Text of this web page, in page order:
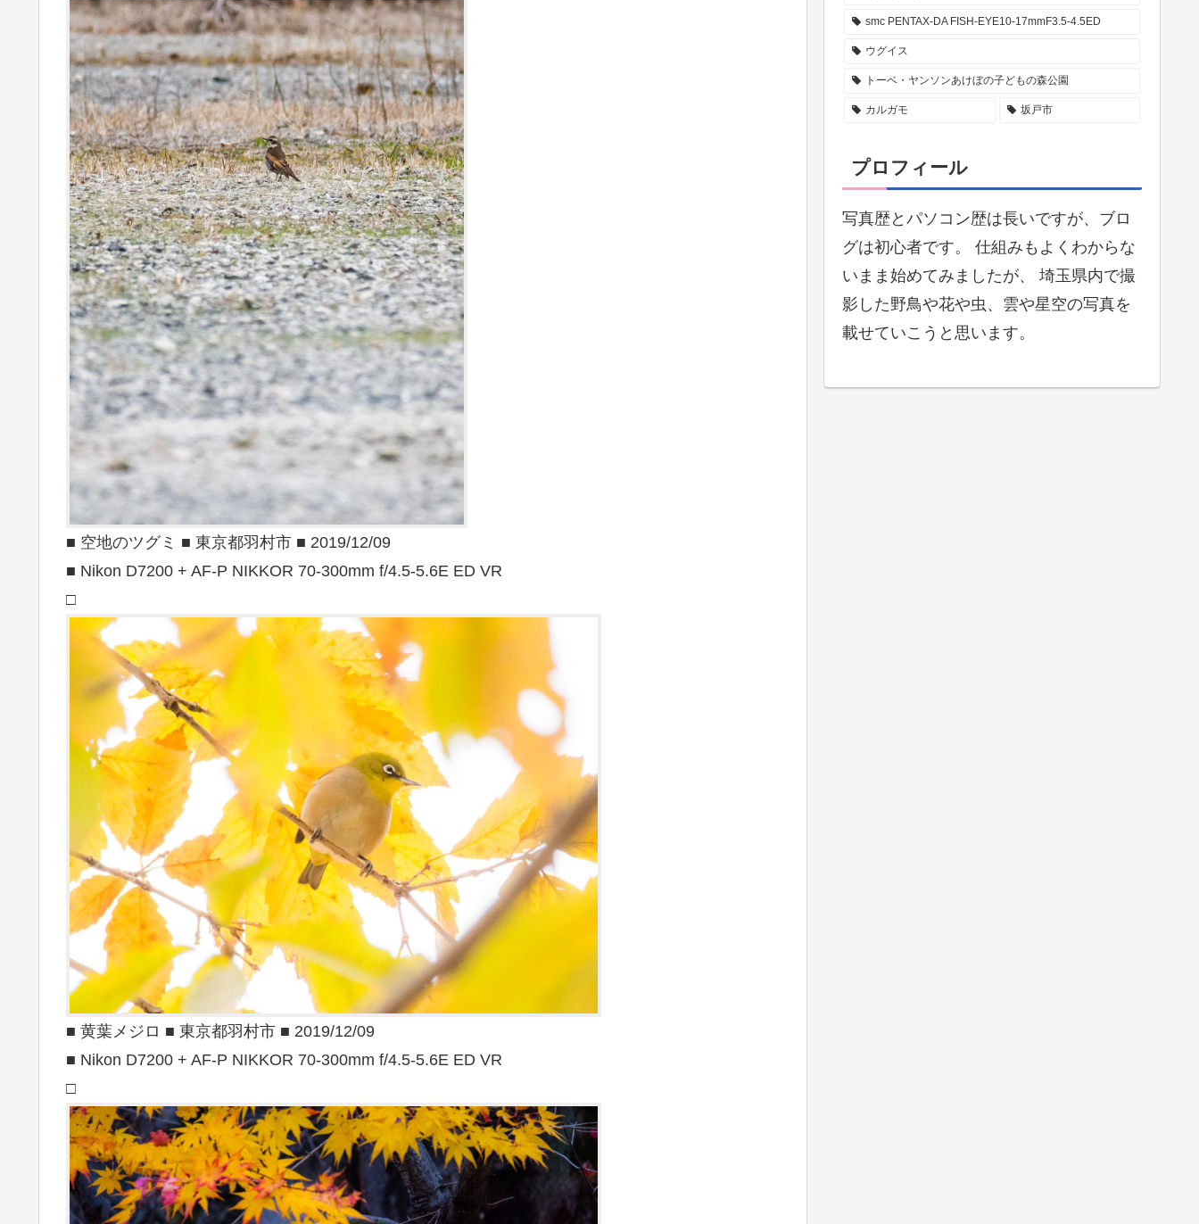
■ 空地のツグミ ■ 東京都羽村市 ■ 2019/12/09
■ Nikon D7200 + AF-P NIKKOR 70-300mm f/4.5-5.6E ED VR
□
■ 黄葉メジロ ■ 東京都羽村市 ■ 2019/12/09
■ Nikon D7200 + AF-P NIKKOR 70-300mm f/4.5-5.6E ED VR
□
smc PENTAX-DA FISH-EYE10-17mmF3.5-4.5ED
ウグイス
トーベ・ヤンソンあけぼの子どもの森公園
カルガモ 坂戸市
プロフィール
写真歴とパソコン歴は長いですが、ブロ
グは初心者です。 仕組みもよくわからな
いまま始めてみましたが、 埼玉県内で撮
影した野鳥や花や虫、雲や星空の写真を
載せていこうと思います。